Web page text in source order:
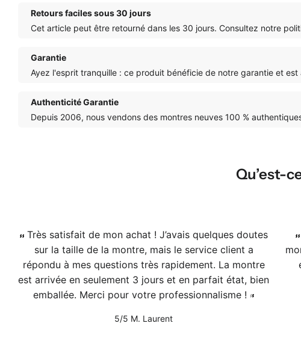
Retours faciles sous 30 jours
Cet article peut être retourné dans les 30 jours. Consultez notre
Garantie
Ayez l'esprit tranquille : ce produit bénéficie de notre garantie et
Authenticité Garantie
Depuis 2006, nous vendons des montres neuves 100 %
Qu’est-
Très satisfait de mon achat ! J’avais quelques doutes
sur la taille de la montre, mais le service client a
répondu à mes questions très rapidement. La montre
est arrivée en seulement 3 jours et en parfait état, bien
emballée. Merci pour votre professionnalisme !
5/5 M. Laurent